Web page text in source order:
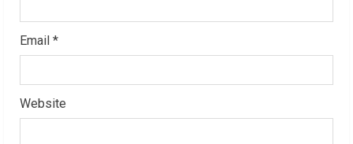
Email *
Website